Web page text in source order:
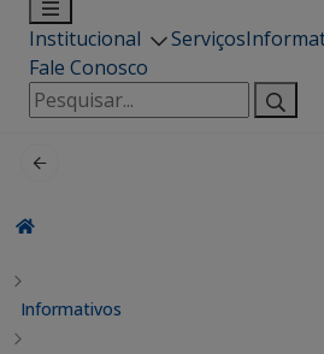
Institucional Serviços
Fale Conosco
Pesquisar
por:
Informativos